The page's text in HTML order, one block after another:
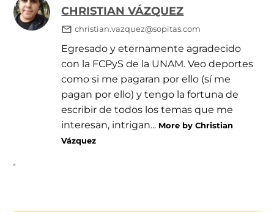
CHRISTIAN VÁZQUEZ
christian.vazquez@sopitas.com
Egresado y eternamente agradecido
con la FCPyS de la UNAM. Veo deportes
como si me pagaran por ello (sí me
pagan por ello) y tengo la fortuna de
escribir de todos los temas que me
interesan, intrigan... More by Christian
Vázquez